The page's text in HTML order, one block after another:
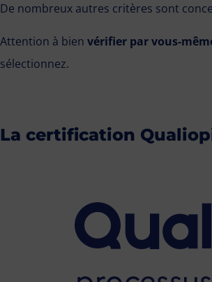
De nombreux autres critères sont
Attention à bien vérifier par vous-
sélectionnez.
La certification